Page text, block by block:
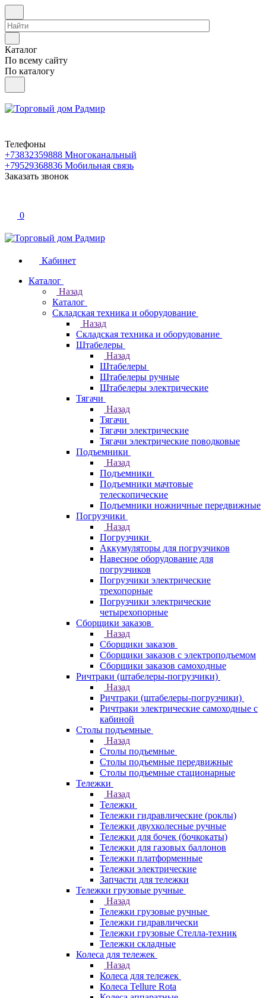
Каталог
По всему сайту
По каталогу
Телефоны
+73832359888 Многоканальный
+79529368836 Мобильная связь
Заказать звонок
0
Кабинет
Каталог
Назад
Каталог
Складская техника и оборудование
Назад
Складская техника и оборудование
Штабелеры
Назад
Штабелеры
Штабелеры ручные
Штабелеры электрические
Тягачи
Назад
Тягачи
Тягачи электрические
Тягачи электрические поводковые
Подъемники
Назад
Подъемники
Подъемники мачтовые
телескопические
Подъемники ножничные передвижные
Погрузчики
Назад
Погрузчики
Аккумуляторы для погрузчиков
Навесное оборудование для
погрузчиков
Погрузчики электрические
трехопорные
Погрузчики электрические
четырехопорные
Сборщики заказов
Назад
Сборщики заказов
Сборщики заказов с электроподъемом
Сборщики заказов самоходные
Ричтраки (штабелеры-погрузчики)
Назад
Ричтраки (штабелеры-погрузчики)
Ричтраки электрические самоходные с
кабиной
Столы подъемные
Назад
Столы подъемные
Столы подъемные передвижные
Столы подъемные стационарные
Тележки
Назад
Тележки
Тележки гидравлические (роклы)
Тележки двухколесные ручные
Тележки для бочек (бочкокаты)
Тележки для газовых баллонов
Тележки платформенные
Тележки электрические
Запчасти для тележки
Тележки грузовые ручные
Назад
Тележки грузовые ручные
Тележки гидравлически
Тележки грузовые Стелла-техник
Тележки складные
Колеса для тележек
Назад
Колеса для тележек
Колеса Tellure Rota